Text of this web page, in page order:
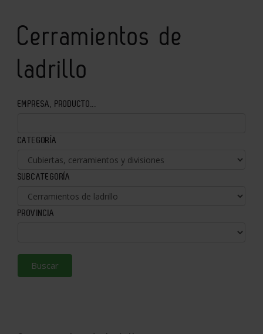
Cerramientos de
ladrillo
EMPRESA, PRODUCTO...
CATEGORÍA
SUBCATEGORÍA
PROVINCIA
Buscar